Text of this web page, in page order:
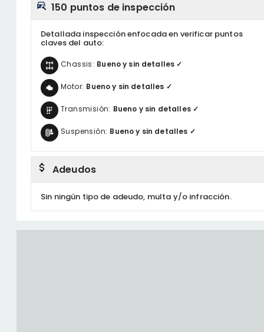
150 puntos de inspección
Detallada inspección enfocada en verificar puntos
claves del auto:
Chassis: Bueno y sin detalles ✓
Motor: Bueno y sin detalles ✓
Transmisión: Bueno y sin detalles ✓
Suspensión: Bueno y sin detalles ✓
Adeudos
Sin ningún tipo de adeudo, multa y/o infracción.